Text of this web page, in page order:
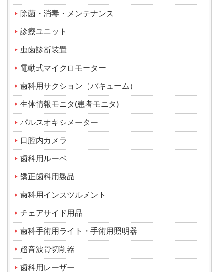
除菌・消毒・メンテナンス
診療ユニット
虫歯診断装置
電動式マイクロモーター
歯科用サクション（バキューム）
生体情報モニタ(患者モニタ)
パルスオキシメーター
口腔内カメラ
歯科用ルーペ
矯正歯科用製品
歯科用インスツルメント
チェアサイド用品
歯科手術用ライト・手術用照明器
超音波骨切削器
歯科用レーザー